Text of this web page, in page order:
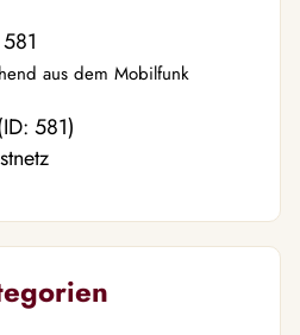
aus dem Mobilfunk
581)